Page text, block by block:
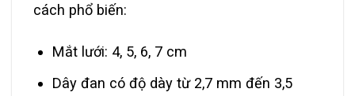
cách phổ biến:
Mắt lưới: 4, 5, 6, 7 cm
Dây đan có độ dày từ 2,7 mm đến 3,5